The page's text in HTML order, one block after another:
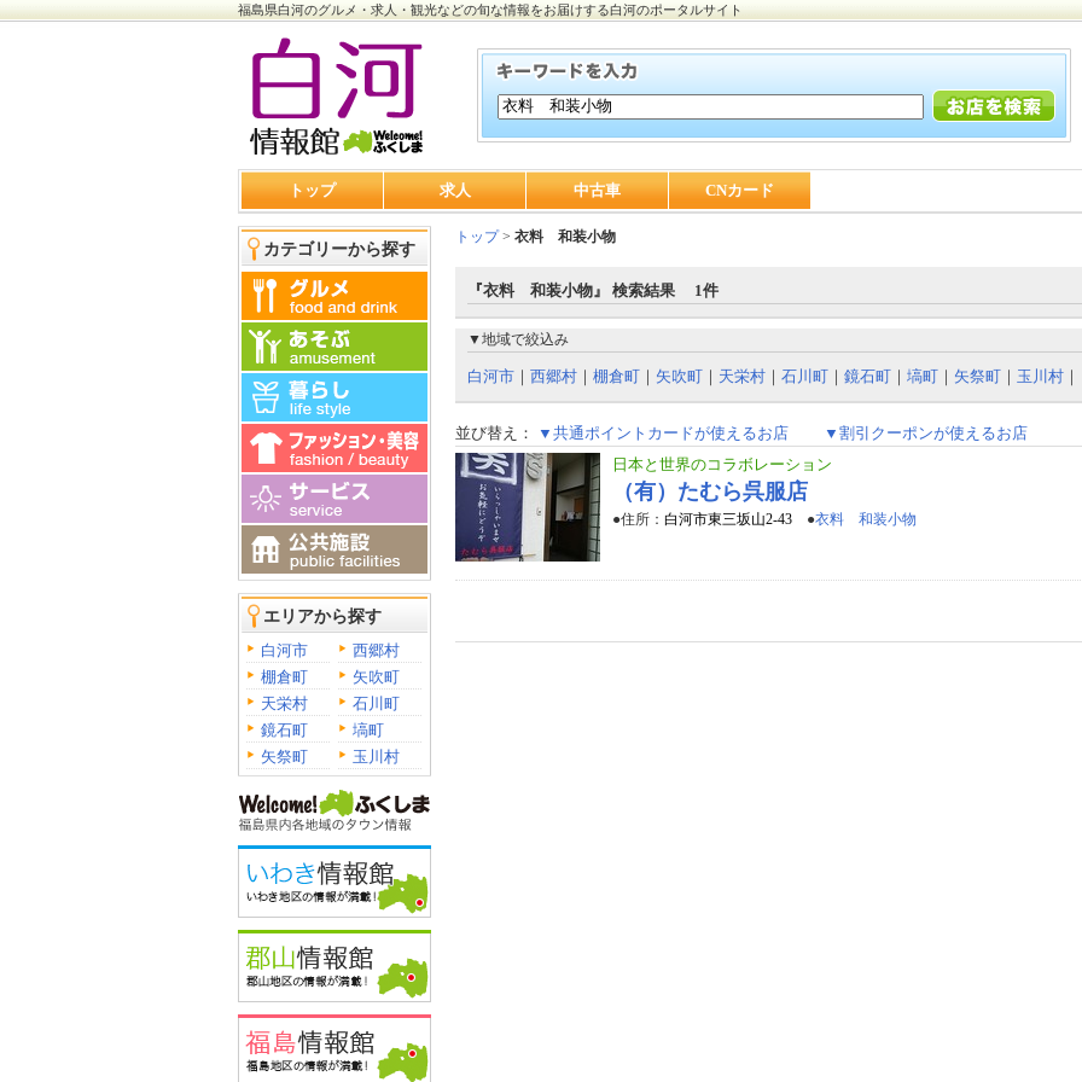
福島県白河のグルメ・求人・観光などの旬な情報をお届けする白河のポータルサイト
トップ 求人 中古車 CNカード
カテゴリーから探す
エリアから探す
白河市
西郷村
棚倉町
矢吹町
天栄村
石川町
鏡石町
塙町
矢祭町
玉川村
トップ> 衣料 和装小物
『衣料 和装小物』 検索結果 1件
▼地域で絞込み
白河市 ｜ 西郷村 ｜ 棚倉町 ｜ 矢吹町 ｜ 天栄村 ｜ 石川町 ｜ 鏡石町 ｜ 塙町 ｜ 矢祭町 ｜ 玉川村 ｜
並び替え： ▼共通ポイントカードが使えるお店
▼割引クーポンが使えるお店
日本と世界のコラボレーション
（有）たむら呉服店
●住所： 白河市東三坂山2-43 ●衣料 和装小物